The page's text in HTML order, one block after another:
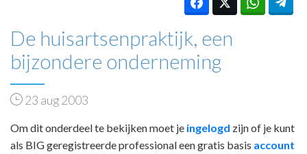
De huisartsenpraktijk, een
bijzondere onderneming
23 aug 2003
Om dit onderdeel te bekijken moet je ingelogd zijn of je kunt
als BIG geregistreerde professional een gratis basis account